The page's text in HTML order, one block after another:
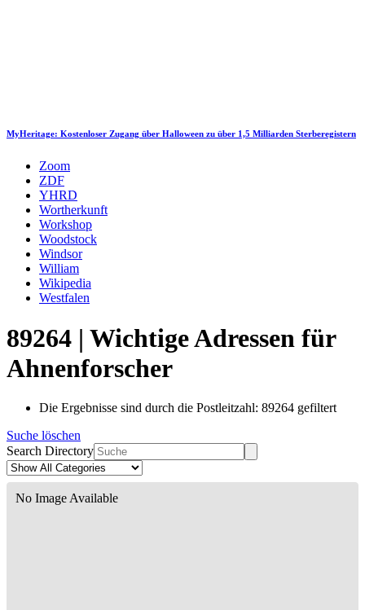
MyHeritage: Kostenloser Zugang über Halloween zu über 1,5 Milliarden Sterberegistern
Zoom
ZDF
YHRD
Wortherkunft
Workshop
Woodstock
Windsor
William
Wikipedia
Westfalen
89264 | Wichtige Adressen für
Ahnenforscher
Die Ergebnisse sind durch die Postleitzahl: 89264 gefiltert
Suche löschen
Search Directory
No Image Available